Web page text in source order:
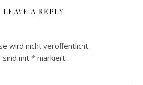
LEAVE A REPLY
wird nicht veröffentlicht.
sind mit * markiert